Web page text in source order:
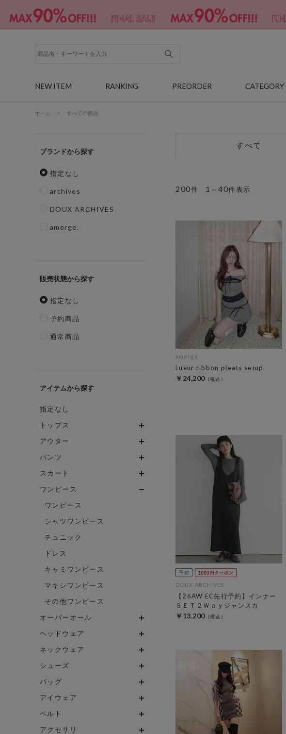
NEW ITEM RANKING PREORDER CATEGORY
ホーム > すべての商品
ブランド
指定なし
archives
DOUX ARCHIVES
amerge.
販売状態
指定なし
予約商品
通常商品
アイテム
指定なし
トップス
アウター
パンツ
スカート
ワンピース
ワンピース
シャツワンピース
チュニック
ドレス
キャミワンピース
マキシワンピース
その他ワンピース
オーバーオール
ヘッドウェア
ネックウェア
シューズ
バッグ
アイウェア
ベルト
アクセサリ
すべて
200件 1 ～40件表示
amerge.
Lueur ribbon pleats setup
￥24,200
DOUX ARCHIVES
【26AW EC先行予約】インナー
ＳＥＴ２Ｗａｙジャンスカ
￥13,200